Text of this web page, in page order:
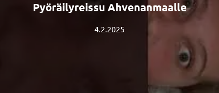
Pyöräilyreissu Ahvenanmaalle
4.2.2025